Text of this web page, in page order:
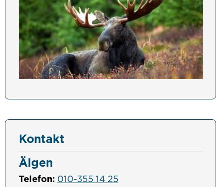
Kontakt
Älgen
Telefon: 010-355 14 25